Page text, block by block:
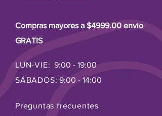
Compras mayores a $4999.00 envio
GRATIS
LUN-VIE: 9:00 - 19:00
SÁBADOS: 9:00 - 14:00
Preguntas frecuentes